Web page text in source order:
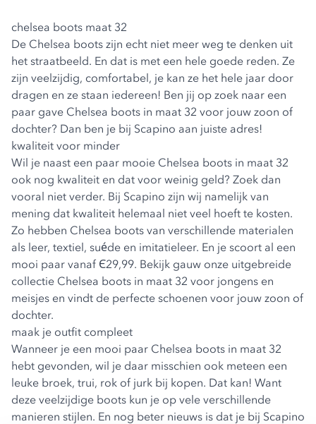
chelsea boots maat 32
De Chelsea boots zijn echt niet meer weg te denken uit
het straatbeeld. En dat is met een hele goede reden. Ze
zijn veelzijdig, comfortabel, je kan ze het hele jaar door
dragen en ze staan iedereen! Ben jij op zoek naar een
paar gave Chelsea boots in maat 32 voor jouw zoon of
dochter? Dan ben je bij Scapino aan juiste adres!
kwaliteit voor minder
Wil je naast een paar mooie Chelsea boots in maat 32
ook nog kwaliteit en dat voor weinig geld? Zoek dan
vooral niet verder. Bij Scapino zijn wij namelijk van
mening dat kwaliteit helemaal niet veel hoeft te kosten.
Zo hebben Chelsea boots van verschillende materialen
als leer, textiel, suéde en imitatieleer. En je scoort al een
mooi paar vanaf Є29,99. Bekijk gauw onze uitgebreide
collectie Chelsea boots in maat 32 voor jongens en
meisjes en vindt de perfecte schoenen voor jouw zoon of
dochter.
maak je outfit compleet
Wanneer je een mooi paar Chelsea boots in maat 32
hebt gevonden, wil je daar misschien ook meteen een
leuke broek, trui, rok of jurk bij kopen. Dat kan! Want
deze veelzijdige boots kun je op vele verschillende
manieren stijlen. En nog beter nieuws is dat je bij Scapino